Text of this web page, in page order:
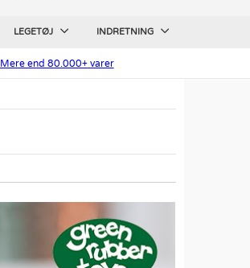
LEGETØJ INDRETNING
Mere end 80.000+ varer